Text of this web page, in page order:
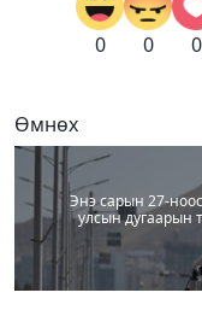
0 0 0
Өмнөх
Энэ сарын 27-
улсын дугаарын